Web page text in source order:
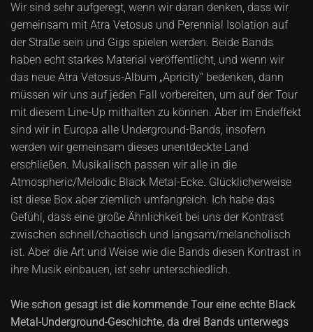
Wir sind sehr aufgeregt, wenn wir daran denken, dass wir
gemeinsam mit Atra Vetosus und Perennial Isolation auf
der Straße sein und Gigs spielen werden. Beide Bands
haben echt starkes Material veröffentlicht, und wenn wir
das neue Atra Vetosus-Album „Apricity“ bedenken, dann
müssen wir uns auf jeden Fall vorbereiten, um auf der Tour
mit diesem Line-Up mithalten zu können. Aber im Endeffekt
sind wir in Europa alle Underground-Bands, insofern
werden wir gemeinsam dieses unentdeckte Land
erschließen. Musikalisch passen wir alle in die
Atmospheric/Melodic Black Metal-Ecke. Glücklicherweise
ist diese Box aber ziemlich umfangreich. Ich habe das
Gefühl, dass eine große Ähnlichkeit bei uns der Kontrast
zwischen schnell/chaotisch und langsam/melancholisch
ist. Aber die Art und Weise wie die Bands diesen Kontrast in
ihre Musik einbauen, ist sehr unterschiedlich.
Wie schon gesagt ist die kommende Tour eine echte Black
Metal-Underground-Geschichte, da drei Bands unterwegs